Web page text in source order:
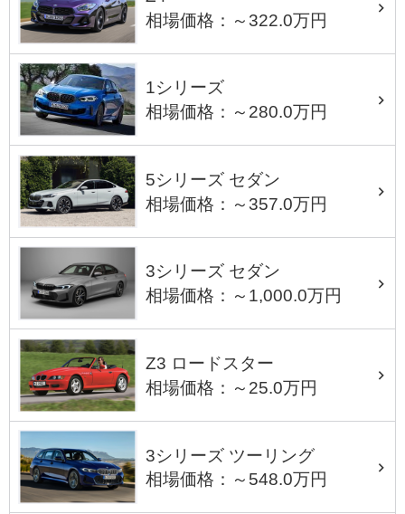
相場価格：～322.0万円
1シリーズ
相場価格：～280.0万円
5シリーズ セダン
相場価格：～357.0万円
3シリーズ セダン
相場価格：～1,000.0万円
Z3 ロードスター
相場価格：～25.0万円
3シリーズ ツーリング
相場価格：～548.0万円